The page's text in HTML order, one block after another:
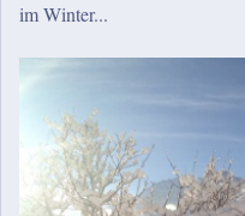
im Winter...